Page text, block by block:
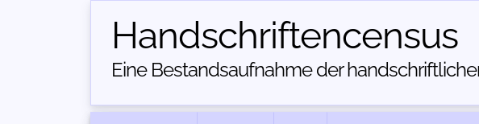
Handschriften­census
Eine Bestandsaufnahme der